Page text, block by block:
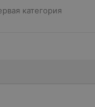
категория